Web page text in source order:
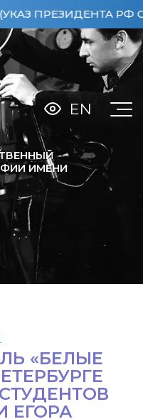
РФ ОТ
ИМЕНИ
EN
«БЕЛЫЕ
ЕГОРА